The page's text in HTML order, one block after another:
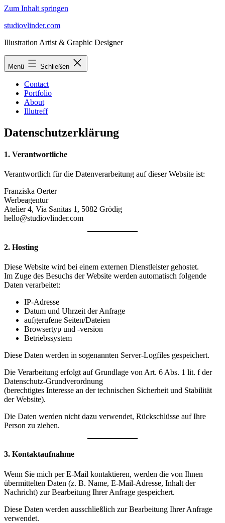
Zum Inhalt springen
studiovlinder.com
Illustration Artist & Graphic Designer
Menü Schließen
Contact
Portfolio
About
Illutreff
Datenschutzerklärung
1. Verantwortliche
Verantwortlich für die Datenverarbeitung auf dieser Website ist:
Franziska Oerter
Werbeagentur
Atelier 4, Via Sanitas 1, 5082 Grödig
hello@studiovlinder.com
2. Hosting
Diese Website wird bei einem externen Dienstleister gehostet.
Im Zuge des Besuchs der Website werden automatisch folgende
Daten verarbeitet:
IP-Adresse
Datum und Uhrzeit der Anfrage
aufgerufene Seiten/Dateien
Browsertyp und -version
Betriebssystem
Diese Daten werden in sogenannten Server-Logfiles gespeichert.
Die Verarbeitung erfolgt auf Grundlage von Art. 6 Abs. 1 lit. f der
Datenschutz-Grundverordnung
(berechtigtes Interesse an der technischen Sicherheit und Stabilität
der Website).
Die Daten werden nicht dazu verwendet, Rückschlüsse auf Ihre
Person zu ziehen.
3. Kontaktaufnahme
Wenn Sie mich per E-Mail kontaktieren, werden die von Ihnen
übermittelten Daten (z. B. Name, E-Mail-Adresse, Inhalt der
Nachricht) zur Bearbeitung Ihrer Anfrage gespeichert.
Diese Daten werden ausschließlich zur Bearbeitung Ihrer Anfrage
verwendet.